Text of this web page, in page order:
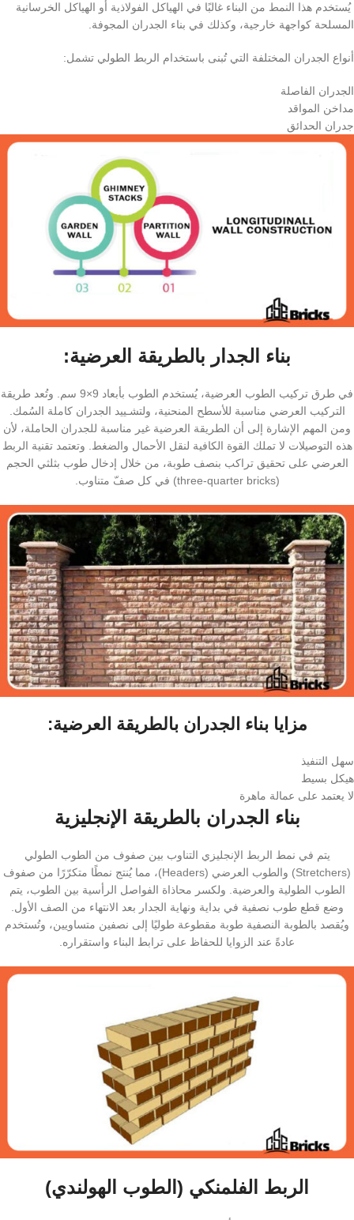
يُستخدم هذا النمط من البناء غالبًا في الهياكل الفولاذية أو الهياكل الخرسانية
المسلحة كواجهة خارجية، وكذلك في بناء الجدران المجوفة.
أنواع الجدران المختلفة التي تُبنى باستخدام الربط الطولي تشمل:
الجدران الفاصلة
مداخن المواقد
جدران الحدائق
بناء الجدار بالطريقة العرضية:
في طرق تركيب الطوب العرضية، يُستخدم الطوب بأبعاد 9×9 سم. وتُعد طريقة
التركيب العرضي مناسبة للأسطح المنحنية، ولتشـييد الجدران كاملة السُمك.
ومن المهم الإشارة إلى أن الطريقة العرضية غير مناسبة للجدران الحاملة، لأن
هذه التوصيلات لا تملك القوة الكافية لنقل الأحمال والضغط. وتعتمد تقنية الربط
العرضي على تحقيق تراكب بنصف طوبة، من خلال إدخال طوب بثلثي الحجم
(three-quarter bricks) في كل صفّ متناوب.
مزايا بناء الجدران بالطريقة العرضية:
سهل التنفيذ
هيكل بسيط
لا يعتمد على عمالة ماهرة
بناء الجدران بالطريقة الإنجليزية
يتم في نمط الربط الإنجليزي التناوب بين صفوف من الطوب الطولي
(Stretchers) والطوب العرضي (Headers)، مما يُنتج نمطًا متكرّرًا من صفوف
الطوب الطولية والعرضية. ولكسر محاذاة الفواصل الرأسية بين الطوب، يتم
وضع قطع طوب نصفية في بداية ونهاية الجدار بعد الانتهاء من الصف الأول.
ويُقصد بالطوبة النصفية طوبة مقطوعة طوليًا إلى نصفين متساويين، وتُستخدم
عادةً عند الزوايا للحفاظ على ترابط البناء واستقراره.
الربط الفلمنكي (الطوب الهولندي)